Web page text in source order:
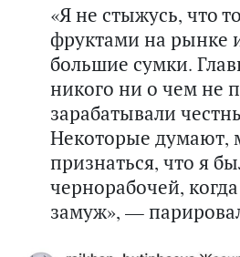
«Я не стыжусь, что
фруктами на рынке
большие сумки.
никого ни о чем не
зарабатывали
Некоторые думают,
признаться, что я
чернорабочей,
замуж», —